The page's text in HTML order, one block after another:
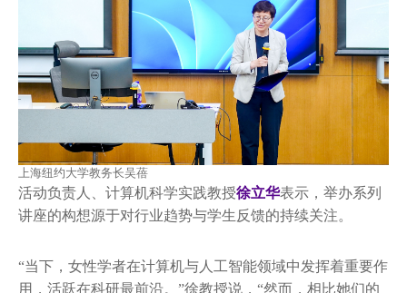
上海纽约大学教务长吴蓓
活动负责人、计算机科学实践教授徐立华表示，举办系列
讲座的构想源于对行业趋势与学生反馈的持续关注。
“当下，女性学者在计算机与人工智能领域中发挥着重要作
用，活跃在科研最前沿。”徐教授说，“然而，相比她们的